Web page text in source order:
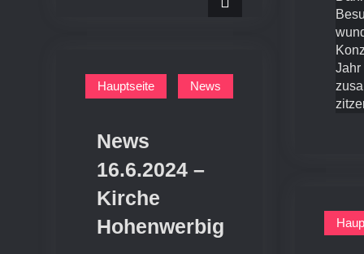
Jahr
Hauptseite News
News
16.6.2024 –
Kirche
Hohenwerbig